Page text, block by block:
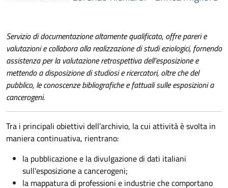
Servizio di documentazione altamente qualificato, offre pareri e
valutazioni e collabora alla realizzazione di studi eziologici, fornendo
assistenza per la valutazione retrospettiva dell’esposizione e
mettendo a disposizione di studiosi e ricercatori, oltre che del
pubblico, le conoscenze bibliografiche e fattuali sulle esposizioni a
cancerogeni.
Tra i principali obiettivi dell’archivio, la cui attività è svolta in
maniera continuativa, rientrano:
la pubblicazione e la divulgazione di dati italiani
sull’esposizione a cancerogeni;
la mappatura di professioni e industrie che comportano